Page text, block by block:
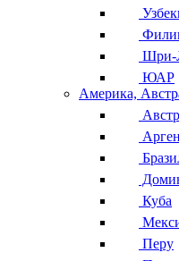
Шри-
ЮАР
Америка,
Куба
Перу